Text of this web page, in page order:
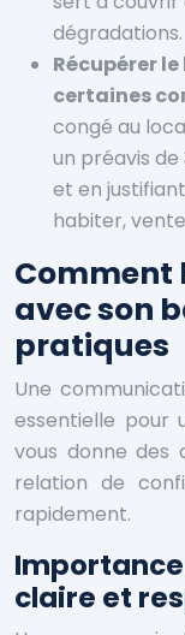
dégradations.
Récupérer
certaines
congé au
un préavis
et en
habiter,
Comment
avec son
pratiques
Une
essentielle pour
vous donne des
relation de
rapidement.
claire et